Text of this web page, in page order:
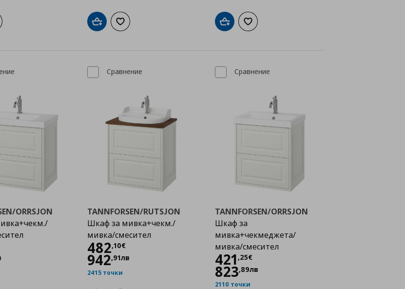
към списъка с любими Добави в кошницата
Добави към списъка с любими Добави в кошницата
Добави към списъка с любими
ORRSJON
€
Сравнение
TANNFORSEN/RUTSJON
Шкаф за мивка+чекм./
мивка/смесител
482,10€
Цена
942,91лв
2415 точки
Сравнение
TANNFORSEN/ORRSJON
Шкаф за
мивка+чекмеджета/
мивка/смесител
421,25€
Цена
823,89лв
2110 точки